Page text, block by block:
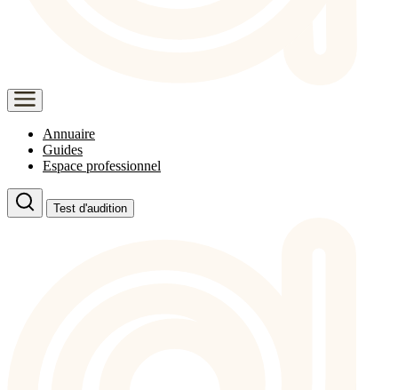
Annuaire
Guides
Espace professionnel
Test d'audition